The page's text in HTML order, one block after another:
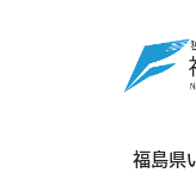
福島県